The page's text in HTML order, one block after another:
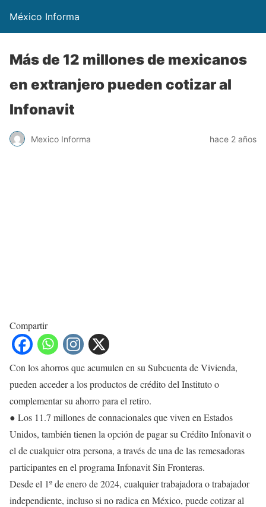
México Informa
Más de 12 millones de mexicanos
en extranjero pueden cotizar al
Infonavit
Mexico Informa hace 2 años
Compartir
Con los ahorros que acumulen en su Subcuenta de Vivienda,
pueden acceder a los productos de crédito del Instituto o
complementar su ahorro para el retiro.
● Los 11.7 millones de connacionales que viven en Estados
Unidos, también tienen la opción de pagar su Crédito Infonavit o
el de cualquier otra persona, a través de una de las remesadoras
participantes en el programa Infonavit Sin Fronteras.
Desde el 1º de enero de 2024, cualquier trabajadora o trabajador
independiente, incluso si no radica en México, puede cotizar al